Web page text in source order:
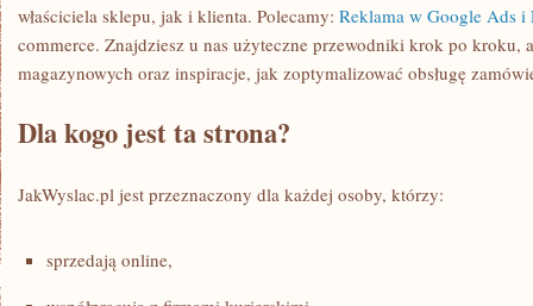
właściciela sklepu, jak i klienta. Polecamy: Reklama w Google Ads i
commerce. Znajdziesz u nas użyteczne przewodniki krok po kroku,
magazynowych oraz inspiracje, jak zoptymalizować obsługę
Dla kogo jest ta strona?
JakWyslac.pl jest przeznaczony dla każdej osoby, którzy:
sprzedają online,